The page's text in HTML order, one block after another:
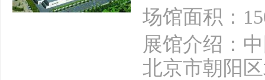
场馆面积：
展馆介绍：
北京市朝阳